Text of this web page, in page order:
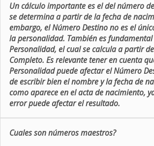
Un cálculo importante es el del número
se determina a partir de la fecha de
embargo, el Número Destino no es el
la personalidad. También es
Personalidad, el cual se calcula a partir
Completo. Es relevante tener en cuenta
Personalidad puede afectar el Número
de escribir bien el nombre y la fecha de
como aparece en el acta de nacimiento,
error puede afectar el resultado.
Cuales son números maestros?